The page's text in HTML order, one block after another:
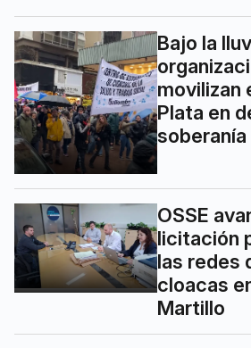
Bajo la
movilizan
Plata en
soberanía
OSSE
licitación
las redes
cloacas
Martillo